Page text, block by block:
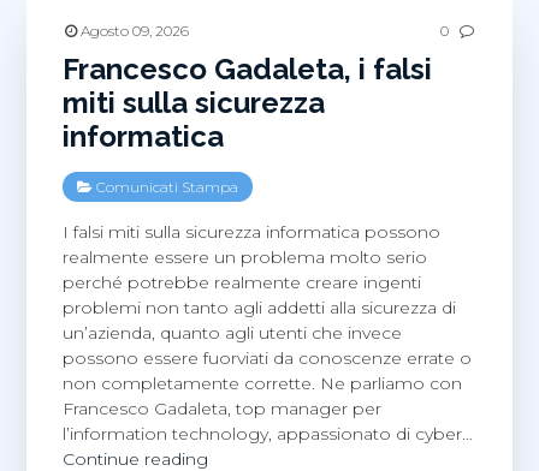
Agosto 09, 2026 0
Francesco Gadaleta, i falsi
miti sulla sicurezza
informatica
Comunicati Stampa
I falsi miti sulla sicurezza informatica possono
realmente essere un problema molto serio
perché potrebbe realmente creare ingenti
problemi non tanto agli addetti alla sicurezza di
un’azienda, quanto agli utenti che invece
possono essere fuorviati da conoscenze errate o
non completamente corrette. Ne parliamo con
Francesco Gadaleta, top manager per
l’information technology, appassionato di cyber…
Continue reading